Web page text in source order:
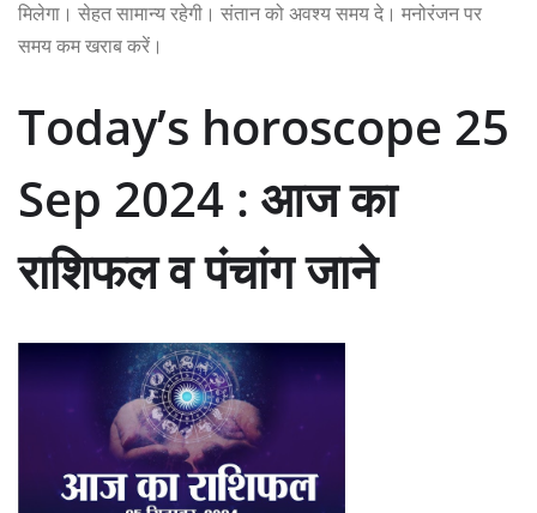
मिलेगा। सेहत सामान्य रहेगी। संतान को अवश्य समय दे। मनोरंजन पर
समय कम खराब करें।
Today’s horoscope 25
Sep 2024 : आज का
राशिफल व पंचांग जाने